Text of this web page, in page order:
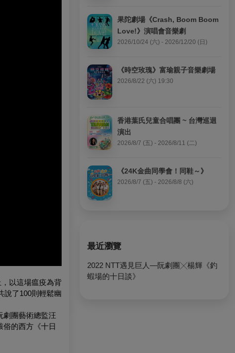
以這場瘟疫為背
說了100則輕鬆幽
劇團藝術總監汪
俗的西方《十日
果陀劇場《Crash, Boom Boom
Love!》演唱會音樂劇
2026/10/24 (六) - 2026/12/20 (日)
《時空玫瑰》富瑜親子音樂劇場
2026/8/22 (六) 19:30
香港葉氏兒童合唱團 ~ 台灣巡迴
演出
2026/8/7 (五) - 2026/8/11 (二)
《24K金曲同學會！同鞋～》
2026/8/7 (五) - 2026/8/8 (六)
最近瀏覽
2022 NTT遇見巨人—阮劇團╳楊輝《釣
蝦場的十日談》